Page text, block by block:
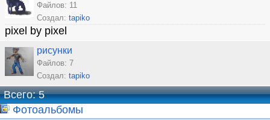
Файлов: 11
Создал: tapiko
pixel by pixel
рисунки
Файлов: 7
Создал: tapiko
Всего: 5
Фотоальбомы